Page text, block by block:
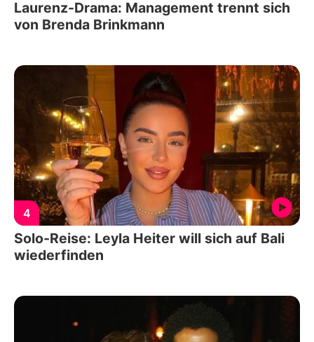
Laurenz-Drama: Management trennt sich
von Brenda Brinkmann
4
Solo-Reise: Leyla Heiter will sich auf Bali
wiederfinden